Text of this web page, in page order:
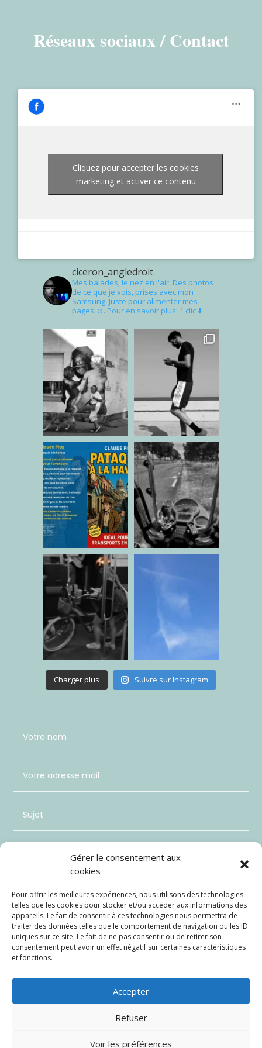
Gérer le consentement aux
cookies
Pour offrir les meilleures expériences, nous utilisons des technologies
telles que les cookies pour stocker et/ou accéder aux informations des
appareils. Le fait de consentir à ces technologies nous permettra de
traiter des données telles que le comportement de navigation ou les ID
uniques sur ce site. Le fait de ne pas consentir ou de retirer son
consentement peut avoir un effet négatif sur certaines caractéristiques
et fonctions.
Accepter
Refuser
Voir les préférences
Réseaux sociaux / Contact
Cliquez pour accepter les cookies
marketing et activer ce contenu
ciceron_angledroit
Mes balades, le nez en l'air. Des photos
de ce que je vois, prises avec mon
Samsung. Juste pour alimenter mes
pages ☺. Pour en savoir plus: 1 clic ⬇️
Charger plus Suivre sur Instagram
13 + 4= Envoi